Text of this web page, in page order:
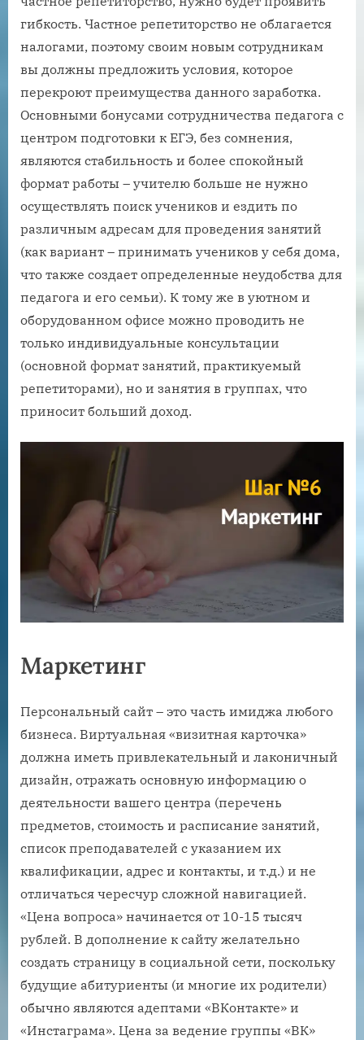
гибкость. Частное репетиторство не облагается
налогами, поэтому своим новым сотрудникам
вы должны предложить условия, которое
перекроют преимущества данного заработка.
Основными бонусами сотрудничества педагога с
центром подготовки к ЕГЭ, без сомнения,
являются стабильность и более спокойный
формат работы – учителю больше не нужно
осуществлять поиск учеников и ездить по
различным адресам для проведения занятий
(как вариант – принимать учеников у себя дома,
что также создает определенные неудобства для
педагога и его семьи). К тому же в уютном и
оборудованном офисе можно проводить не
только индивидуальные консультации
(основной формат занятий, практикуемый
репетиторами), но и занятия в группах, что
приносит больший доход.
Маркетинг
Персональный сайт – это часть имиджа любого
бизнеса. Виртуальная «визитная карточка»
должна иметь привлекательный и лаконичный
дизайн, отражать основную информацию о
деятельности вашего центра (перечень
предметов, стоимость и расписание занятий,
список преподавателей с указанием их
квалификации, адрес и контакты, и т.д.) и не
отличаться чересчур сложной навигацией.
«Цена вопроса» начинается от 10-15 тысяч
рублей. В дополнение к сайту желательно
создать страницу в социальной сети, поскольку
будущие абитуриенты (и многие их родители)
обычно являются адептами «ВКонтакте» и
«Инстаграма». Цена за ведение группы «ВК»